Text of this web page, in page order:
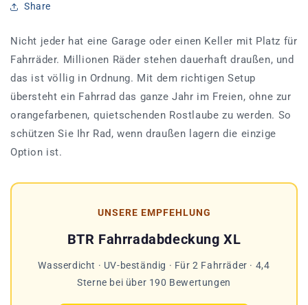
Share
Nicht jeder hat eine Garage oder einen Keller mit Platz für
Fahrräder. Millionen Räder stehen dauerhaft draußen, und
das ist völlig in Ordnung. Mit dem richtigen Setup
übersteht ein Fahrrad das ganze Jahr im Freien, ohne zur
orangefarbenen, quietschenden Rostlaube zu werden. So
schützen Sie Ihr Rad, wenn draußen lagern die einzige
Option ist.
UNSERE EMPFEHLUNG
BTR Fahrradabdeckung XL
Wasserdicht · UV-beständig · Für 2 Fahrräder · 4,4
Sterne bei über 190 Bewertungen